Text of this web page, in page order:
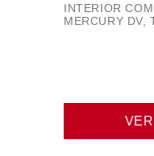
INTERIOR
MERCURY DV,